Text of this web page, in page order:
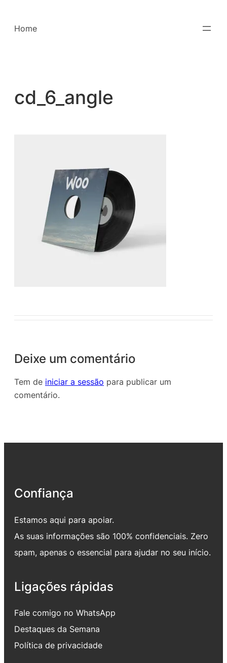
para
Home
cd_6_angle
Deixe um comentário
Tem de iniciar a sessão para publicar um
comentário.
Confiança
Estamos aqui para apoiar.
As suas informações são 100% confidenciais. Zero
spam, apenas o essencial para ajudar no seu início.
Ligações rápidas
Fale comigo no WhatsApp
Destaques da Semana
Política de privacidade